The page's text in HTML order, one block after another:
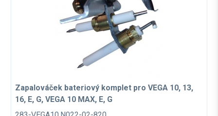
Zapalováček bateriový komplet pro VEGA 10, 13,
16, E, G, VEGA 10 MAX, E, G